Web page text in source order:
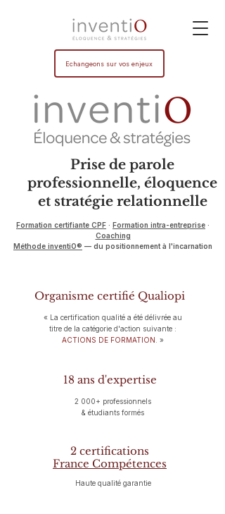
Echangeons sur vos enjeux
Prise de parole
professionnelle, éloquence
et stratégie relationnelle
Formation certifiante CPF · Formation intra-entreprise ·
Coaching
Méthode inventiO® — du positionnement à l'incarnation
Organisme certifié Qualiopi
« La certification qualité a été délivrée au
titre de la catégorie d'action suivante :
ACTIONS DE FORMATION . »
18 ans d'expertise
2 000+ professionnels
& étudiants formés
2 certifications
France Compétences
Haute qualité garantie